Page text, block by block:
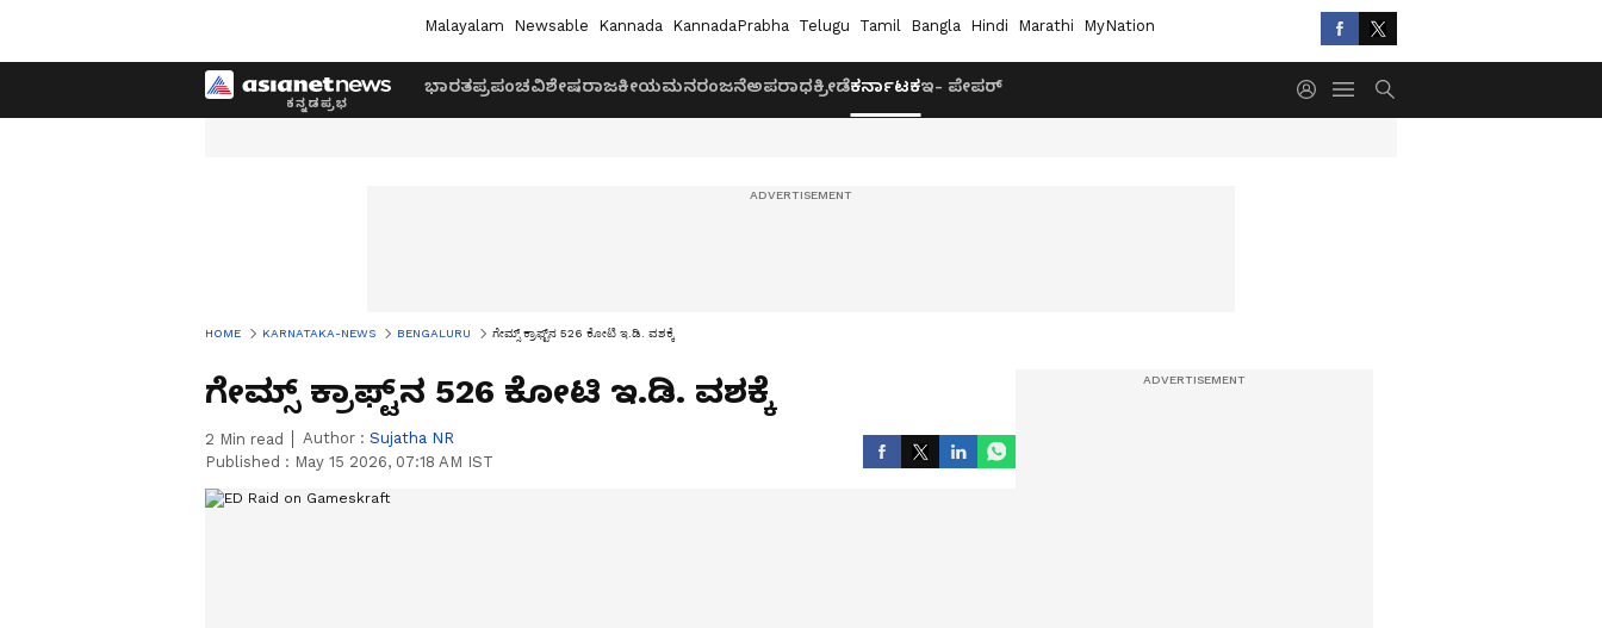
Malayalam Newsable Kannada KannadaPrabha Telugu Tamil Bangla Hindi Marathi MyNation
ಭಾರತಪ್ರಪಂಚವಿಶೇಷರಾಜಕೀಯಮನರಂಜನೆಅಪರಾಧಕ್ರೀಡೆಕರ್ನಾಟಕಇ- ಪೇಪರ್
HOME KARNATAKA-NEWS BENGALURU ಗೇಮ್ಸ್‌ ಕ್ರಾಫ್ಟ್‌ನ 526 ಕೋಟಿ ಇ.ಡಿ. ವಶಕ್ಕೆ
ಗೇಮ್ಸ್‌ ಕ್ರಾಫ್ಟ್‌ನ 526 ಕೋಟಿ ಇ.ಡಿ. ವಶಕ್ಕೆ
2 Min read Author : Sujatha NR
Published : May 15 2026, 07:18 AM IST